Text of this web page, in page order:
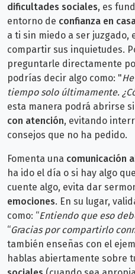
dificultades sociales, es
entorno de confianza en
a ti sin miedo a ser juzgado,
compartir sus inquietudes.
preguntarle directamente
podrías decir algo como: "
tiempo solo últimamente.
esta manera podrá abrirse
con atención, evitando
consejos que no ha pedido.
Fomenta una comunicación
ha ido el día o si hay algo
cuente algo, evita dar
emociones. En su lugar,
como: “Entiendo que eso
“Gracias por compartirlo
también enseñas con el
hablas abiertamente sobre